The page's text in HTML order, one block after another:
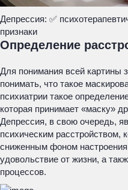
Депрессия: ✅
признаки
Определение
Для понимания всей картины
понимать, что такое
психиатрии такое
которая принимает «маску»
Депрессия, в свою очередь,
психическим расстройством,
сниженным фоном
удовольствие от жизни, а
процессов.